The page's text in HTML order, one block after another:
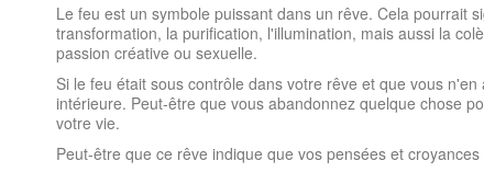
Le feu est un symbole puissant dans un rêve. Cela pourrait
transformation, la purification, l'illumination, mais aussi la
passion créative ou sexuelle.
Si le feu était sous contrôle dans votre rêve et que vous
intérieure. Peut-être que vous abandonnez quelque chose
votre vie.
Peut-être que ce rêve indique que vos pensées et